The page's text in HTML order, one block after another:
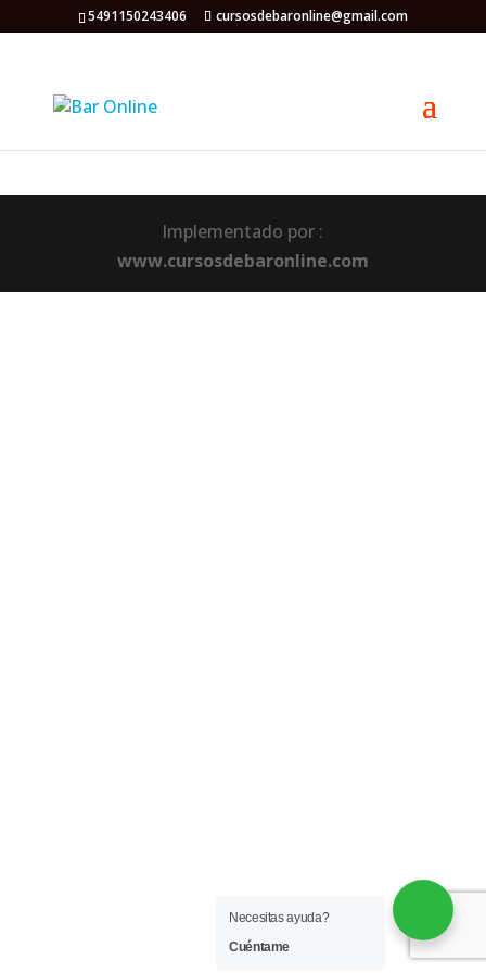
5491150243406 cursosdebaronline@gmail.com
Implementado por :
www.cursosdebaronline.com
Necesitas ayuda?
Cuéntame